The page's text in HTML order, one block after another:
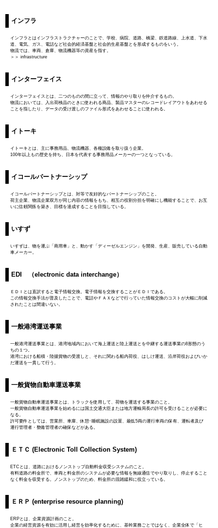
インフラ
インフラとはインフラストラクチャーのことで、学校、病院、道路、橋梁、鉄道路線、上水道、下水
道、電気、ガス、電話など社会的経済基盤と社会的生産基盤とを形成するものをいう。
物流では、車両、倉庫、物流機器等の資産を指す。
＞＞ infrastructure
インターフェイス
インターフェイスとは、二つのものの間に立って、情報のやり取りを仲介するもの。
物流においては、入出荷検品のときに使われる商品、製品マスターのレコードレイアウトをあわせる
ことを指したり、データの受け渡しのファイル形式をあわせることに使われる。
イトーキ
イトーキとは、主に事務用品、物流機器、各種設備を取り扱う企業。
100年以上もの歴史を持ち、日本を代表する事務用品メーカーの一つとなっている。
イコールパートナーシップ
イコールパートナーシップとは、対等で友好的なパートナーシップのこと。
荷主企業、物流企業双方が同じ内容の情報をもち、相互の役割分担を明確にし機能することで、お互
いに信頼関係を築き、目標を達成することを目指している。
いすず
いすずは、物を運ぶ「商用車」と、動かす「ディーゼルエンジン」を開発、生産、販売している自動
車メーカー。
EDI （electronic data interchange）
ＥＤＩとは直訳すると電子情報交換。電子情報を交換することがＥＤＩである。
この情報交換手法が普及したことで、電話やＦＡＸなどで行っていた情報交換のコストが大幅に削減
されたことは間違いない。
一般港湾運送事業
一般港湾運送事業とは、港湾地域内において海上運送と陸上運送とを中継する運送事業の8形態のう
ちの１つ。
港湾における船積・陸揚貨物の受渡しと、それに関わる船内荷役、はしけ運送、沿岸荷役およびいか
だ運送を一貫して行う。
一般貨物自動車運送事業
一般貨物自動車運送事業とは、トラックを使用して、荷物を運送する事業のこと。
一般貨物自動車運送事業を始めるには国土交通大臣または地方運輸局長の許可を受けることが必要に
なる。
許可要件としては、営業所、車庫、休憩･睡眠施設の設置、最低5両の運行車両の保有、運転者及び
運行管理者・整備管理者の確保などがある。
ＥＴＣ (Electronic Toll Collection System)
ETCとは、道路におけるノンストップ自動料金収受システムのこと。
有料道路の料金所で、車両と料金所のシステムが必要な情報を無線通信でやり取りし、停止すること
なく料金を収受する。ノンストップのため、料金所の混雑緩和に役立っている。
ＥＲＰ (enterprise resource planning)
ERPとは、企業資源計画のこと。
企業の経営資源を有効に活用し経営を効率化するために、基幹業務ごとではなく、企業全体で「ヒ